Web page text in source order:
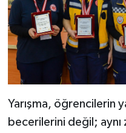
Yarışma, öğrencilerin
becerilerini değil; aynı